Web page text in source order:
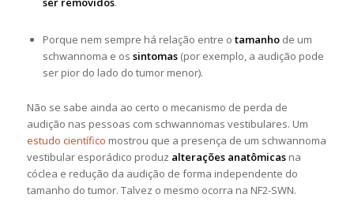
Porque nem sempre há relação entre o tamanhode um
schwannoma e os sintomas(por exemplo, a audição pode
ser pior do lado do tumor menor).
Não se sabe ainda ao certo o mecanismo de perda de
audição nas pessoas com schwannomas vestibulares. Um
estudo científico mostrou que a presença de um schwannoma
vestibular esporádico produz alterações anatômicasna
cóclea e redução da audição de forma independente do
tamanho do tumor. Talvez o mesmo ocorra na NF2-SWN.